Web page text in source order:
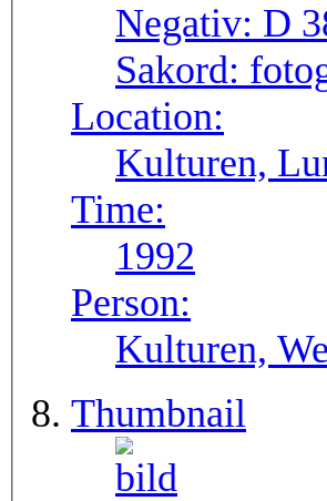
Negativ: D
Sakord:
Location:
Kulturen,
Time:
1992
Person:
Kulturen,
Thumbnail